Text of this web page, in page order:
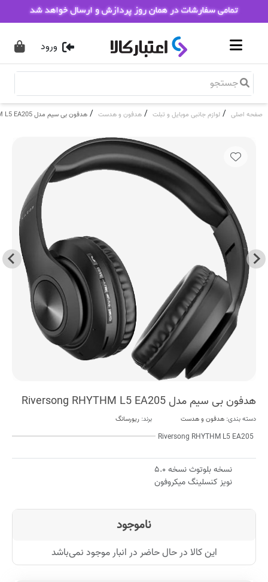
ورود
صفحه اصلی / لوازم جانبی موبایل و تبلت / هدفون و هدست / هدفون بی سیم مدل Riversong RHYTHM L5 EA205
هدفون بی سیم مدل Riversong RHYTHM L5 EA205
دسته بندی: هدفون و هدست برند: ریورسانگ
Riversong RHYTHM L5 EA205
نسخه بلوتوث نسخه ۵.۰
نویز کنسلینگ میکروفون
ناموجود
این کالا در حال حاضر در انبار موجود نمی‌باشد